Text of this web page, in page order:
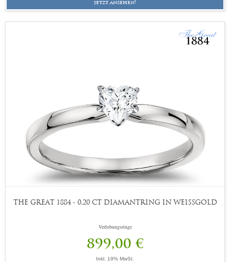
jetzt ansehen!
THE GREAT 1884 - 0,20 CT DIAMANTRING IN WEISSGOLD
Verlobungsringe
899,00 €
Inkl. 19% MwSt.